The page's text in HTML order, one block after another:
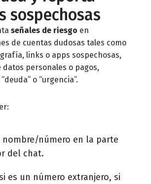
sospechosas
señales de riesgo en
de cuentas dudosas tales como
links o apps sospechosas,
personales o pagos,
o “urgencia”.
nombre/número en la parte
del chat.
es un número extranjero, si